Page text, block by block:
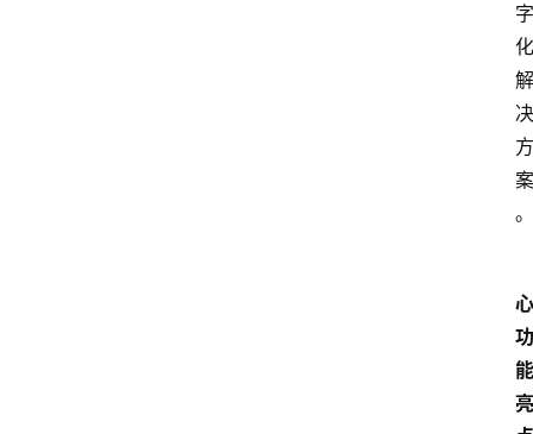
字
化
解
决
方
案
。
心
功
能
亮